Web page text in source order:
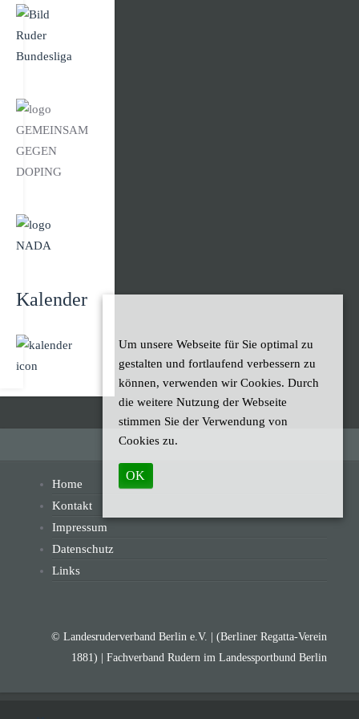
Kalender
Home
Kontakt
Impressum
Datenschutz
Links
© Landesruderverband Berlin e.V. | (Berliner Regatta-Verein
1881) | Fachverband Rudern im Landessportbund Berlin
Um unsere Webseite für Sie optimal zu
gestalten und fortlaufend verbessern zu
können, verwenden wir Cookies. Durch
die weitere Nutzung der Webseite
stimmen Sie der Verwendung von
Cookies zu.
OK